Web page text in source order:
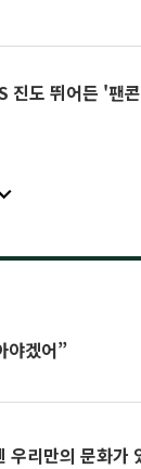
진도 뛰어든 '팬
야겠어”
우리만의 문화가